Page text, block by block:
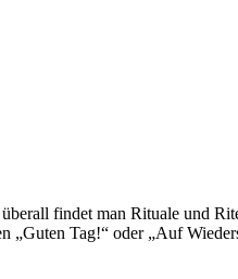
findet man Rituale und
Tag!“ oder „Auf